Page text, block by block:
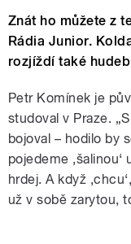
Znát ho můžete z
Rádia Junior.
rozjíždí také
Petr Komínek je
studoval v Praze.
bojoval – hodilo by
pojedeme
hrdej. A když
už v sobě zarytou,